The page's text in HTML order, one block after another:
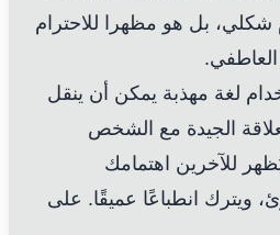
بل هو مظهرا للاحترام
لغة مهذبة يمكن أن ينقل
الجيدة مع الشخص
للآخرين اهتمامك
ويترك انطباعًا عميقًا. على